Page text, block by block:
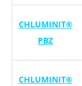
CHLUMINIT®
PBZ
CHLUMINIT®